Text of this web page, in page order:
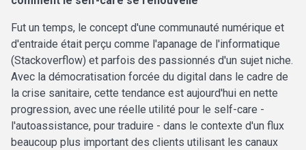
Fut un temps, le concept d'une communauté numérique et
d'entraide était perçu comme l'apanage de l'informatique
(Stackoverflow) et parfois des passionnés d'un sujet niche.
Avec la démocratisation forcée du digital dans le cadre de
la crise sanitaire, cette tendance est aujourd'hui en nette
progression, avec une réelle utilité pour le self-care -
l'autoassistance, pour traduire - dans le contexte d'un flux
beaucoup plus important des clients utilisant les canaux